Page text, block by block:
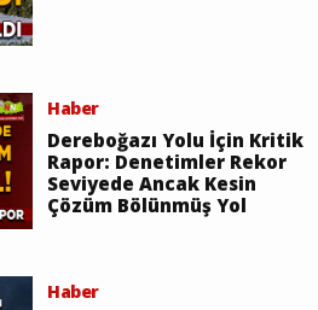
Haber
Dereboğazı Yolu İçin Kritik
Rapor: Denetimler Rekor
Seviyede Ancak Kesin
Çözüm Bölünmüş Yol
Haber